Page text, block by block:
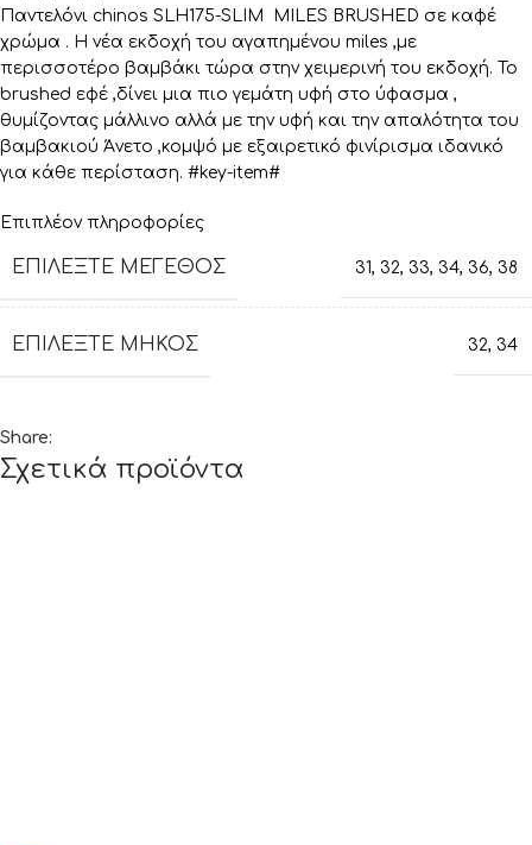
Παντελόνι chinos SLH175-SLIM MILES BRUSHED σε καφέ
χρώμα . Η νέα εκδοχή του αγαπημένου miles ,με
περισσοτέρο βαμβάκι τώρα στην χειμερινή του εκδοχή. Το
brushed εφέ ,δίνει μια πιο γεμάτη υφή στο ύφασμα ,
θυμίζοντας μάλλινο αλλά με την υφή και την απαλότητα του
βαμβακιού Άνετο ,κομψό με εξαιρετικό φινίρισμα ιδανικό
για κάθε περίσταση. #key-item#
Επιπλέον πληροφορίες
ΕΠΙΛΈΞΤΕ ΜΈΓΕΘΟΣ 31, 32, 33, 34, 36, 38
ΕΠΙΛΈΞΤΕ ΜΉΚΟΣ 32, 34
Share:
Σχετικά προϊόντα